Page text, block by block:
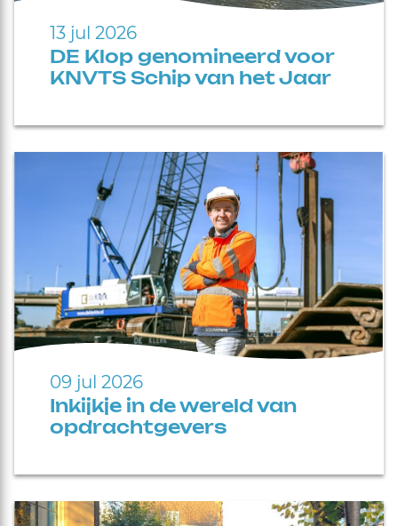
13 jul 2026
DE Klop genomineerd voor
KNVTS Schip van het Jaar
09 jul 2026
Inkijkje in de wereld van
opdrachtgevers